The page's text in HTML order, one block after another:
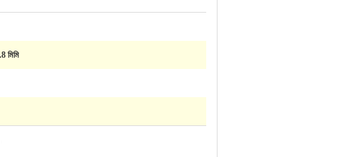
মিমি